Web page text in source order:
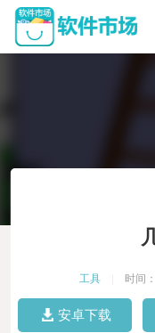
工具 时间
安卓下载